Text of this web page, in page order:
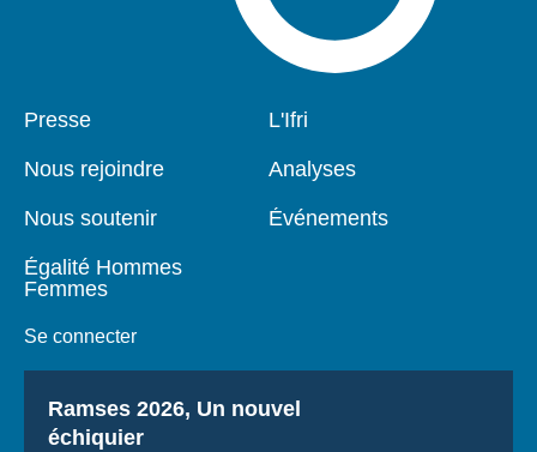
Pied
Presse
Nous rejoindre
Nous soutenir
Égalité Hommes
Femmes
Se connecter
Navigation
L'Ifri
Analyses
Événements
Titre
Ramses 2026, Un nouvel
échiquier